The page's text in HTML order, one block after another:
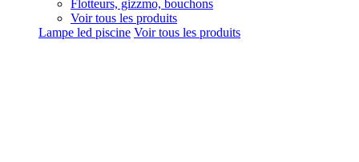
Flotteurs, gizzmo, bouchons
Voir tous les produits
Lampe led piscine Voir tous les produits